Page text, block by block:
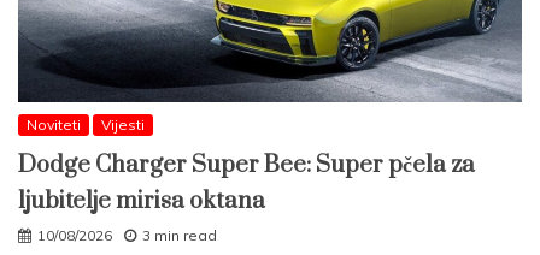
Noviteti Vijesti
Dodge Charger Super Bee: Super pčela za
ljubitelje mirisa oktana
10/08/2026 3 min read